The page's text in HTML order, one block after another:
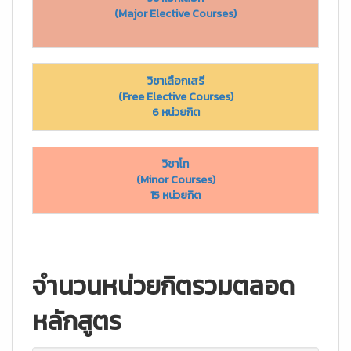
(Major Elective Courses)
วิชาเลือกเสรี
(Free Elective Courses)
6 หน่วยกิต
วิชาโท
(Minor Courses)
15 หน่วยกิต
จำนวนหน่วยกิตรวมตลอด
หลักสูตร